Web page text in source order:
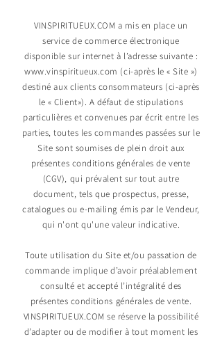
VINSPIRITUEUX.COM a mis en place un
service de commerce électronique
disponible sur internet à l’adresse suivante :
www.vinspiritueux.com (ci-après le « Site »)
destiné aux clients consommateurs (ci-après
le « Client»). A défaut de stipulations
particulières et convenues par écrit entre les
parties, toutes les commandes passées sur le
Site sont soumises de plein droit aux
présentes conditions générales de vente
(CGV), qui prévalent sur tout autre
document, tels que prospectus, presse,
catalogues ou e-mailing émis par le Vendeur,
qui n'ont qu'une valeur indicative.
Toute utilisation du Site et/ou passation de
commande implique d’avoir préalablement
consulté et accepté l’intégralité des
présentes conditions générales de vente.
VINSPIRITUEUX.COM se réserve la possibilité
d’adapter ou de modifier à tout moment les